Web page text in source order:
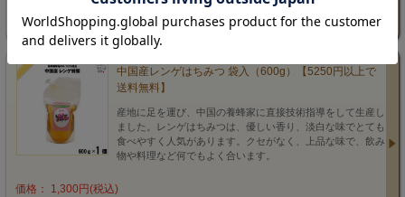
中国産レンゲはちみつ 袋入（600g）【5250円以上で
送料無料】
産地に足を運び、中国の養蜂家に直接技術指導をして生産し
ました。レンゲはちみつは、優しい香り、淡白な味でとても
食べやすく人気があります。クセがなく、上品な味で、飲み
物や料理など何でもよく合います。
価格： 1,300円(税込)